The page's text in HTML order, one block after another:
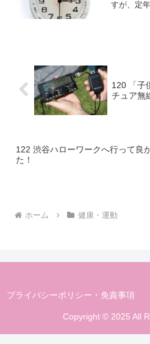
ました。
すが、定
120 「子
チュア無
122 渋谷ハローワークへ行って良
た！
ホーム 健康・運動
プライバシーポリシー・免責事項
Copyright © 2025 All